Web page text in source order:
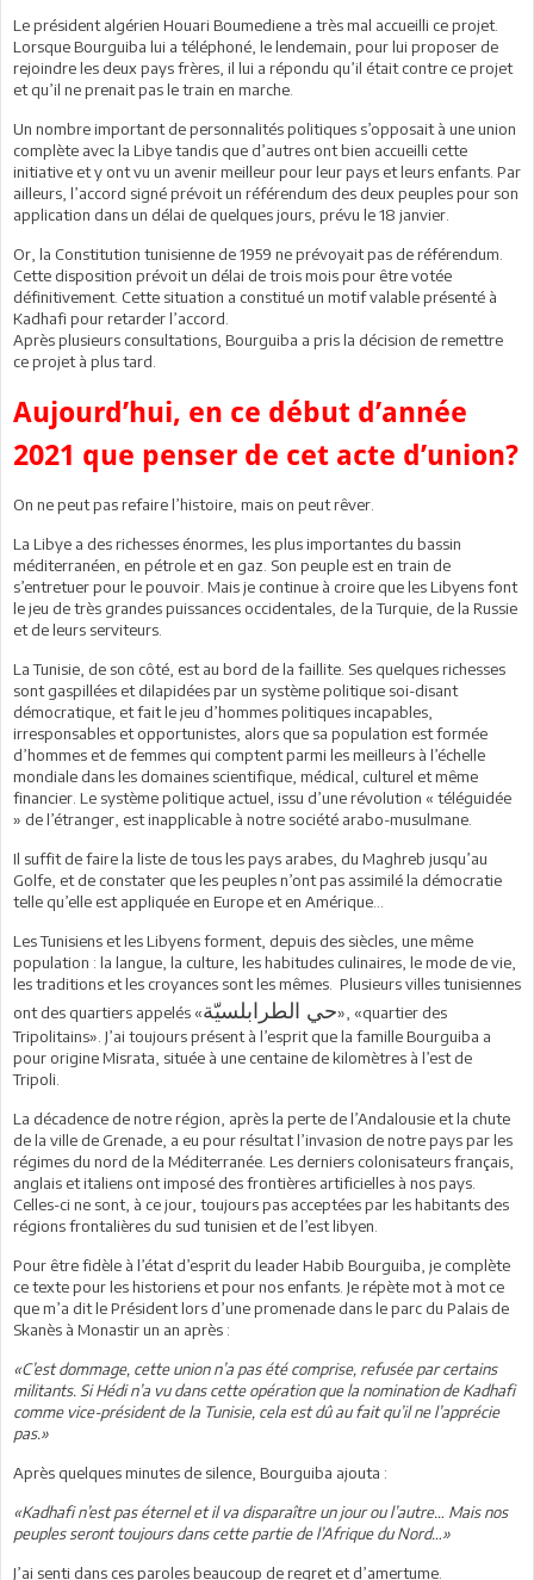
Le président algérien Houari Boumediene a très mal accueilli ce projet.
Lorsque Bourguiba lui a téléphoné, le lendemain, pour lui proposer de
rejoindre les deux pays frères, il lui a répondu qu’il était contre ce projet
et qu’il ne prenait pas le train en marche.
Un nombre important de personnalités politiques s’opposait à une union
complète avec la Libye tandis que d’autres ont bien accueilli cette
initiative et y ont vu un avenir meilleur pour leur pays et leurs enfants. Par
ailleurs, l’accord signé prévoit un référendum des deux peuples pour son
application dans un délai de quelques jours, prévu le 18 janvier.
Or, la Constitution tunisienne de 1959 ne prévoyait pas de référendum.
Cette disposition prévoit un délai de trois mois pour être votée
définitivement. Cette situation a constitué un motif valable présenté à
Kadhafi pour retarder l’accord.
Après plusieurs consultations, Bourguiba a pris la décision de remettre
ce projet à plus tard.
Aujourd’hui, en ce début d’année
2021 que penser de cet acte d’union?
On ne peut pas refaire l’histoire, mais on peut rêver.
La Libye a des richesses énormes, les plus importantes du bassin
méditerranéen, en pétrole et en gaz. Son peuple est en train de
s’entretuer pour le pouvoir. Mais je continue à croire que les Libyens font
le jeu de très grandes puissances occidentales, de la Turquie, de la Russie
et de leurs serviteurs.
La Tunisie, de son côté, est au bord de la faillite. Ses quelques richesses
sont gaspillées et dilapidées par un système politique soi-disant
démocratique, et fait le jeu d’hommes politiques incapables,
irresponsables et opportunistes, alors que sa population est formée
d’hommes et de femmes qui comptent parmi les meilleurs à l’échelle
mondiale dans les domaines scientifique, médical, culturel et même
financier. Le système politique actuel, issu d’une révolution « téléguidée
» de l’étranger, est inapplicable à notre société arabo-musulmane.
Il suffit de faire la liste de tous les pays arabes, du Maghreb jusqu’au
Golfe, et de constater que les peuples n’ont pas assimilé la démocratie
telle qu’elle est appliquée en Europe et en Amérique…
Les Tunisiens et les Libyens forment, depuis des siècles, une même
population : la langue, la culture, les habitudes culinaires, le mode de vie,
les traditions et les croyances sont les mêmes. Plusieurs villes tunisiennes
ont des quartiers appelés «حي الطرابلسيّة», «quartier des
Tripolitains». J’ai toujours présent à l’esprit que la famille Bourguiba a
pour origine Misrata, située à une centaine de kilomètres à l’est de
Tripoli.
La décadence de notre région, après la perte de l’Andalousie et la chute
de la ville de Grenade, a eu pour résultat l’invasion de notre pays par les
régimes du nord de la Méditerranée. Les derniers colonisateurs français,
anglais et italiens ont imposé des frontières artificielles à nos pays.
Celles-ci ne sont, à ce jour, toujours pas acceptées par les habitants des
régions frontalières du sud tunisien et de l’est libyen.
Pour être fidèle à l’état d’esprit du leader Habib Bourguiba, je complète
ce texte pour les historiens et pour nos enfants. Je répète mot à mot ce
que m’a dit le Président lors d’une promenade dans le parc du Palais de
Skanès à Monastir un an après :
«C’est dommage, cette union n’a pas été comprise, refusée par certains
militants. Si Hédi n’a vu dans cette opération que la nomination de Kadhafi
comme vice-président de la Tunisie, cela est dû au fait qu’il ne l’apprécie
pas.»
Après quelques minutes de silence, Bourguiba ajouta :
«Kadhafi n’est pas éternel et il va disparaître un jour ou l’autre… Mais nos
peuples seront toujours dans cette partie de l’Afrique du Nord…»
J’ai senti dans ces paroles beaucoup de regret et d’amertume.